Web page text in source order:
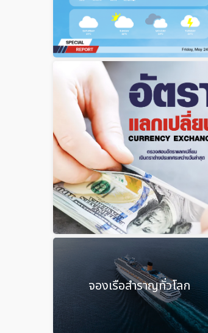
จองเรือสำราญทั่วโลก